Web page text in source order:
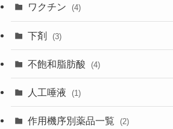
ワクチン (4)
下剤 (3)
不飽和脂肪酸 (4)
人工唾液 (1)
作用機序別薬品一覧 (2)